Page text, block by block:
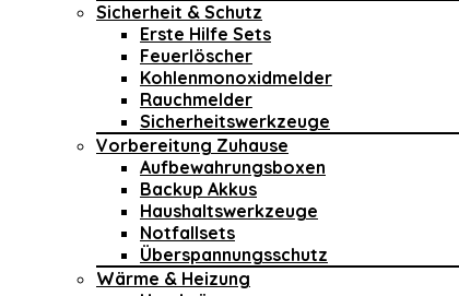
Sicherheit & Schutz
Erste Hilfe Sets
Feuerlöscher
Kohlenmonoxidmelder
Rauchmelder
Sicherheitswerkzeuge
Vorbereitung Zuhause
Aufbewahrungsboxen
Backup Akkus
Haushaltswerkzeuge
Notfallsets
Überspannungsschutz
Wärme & Heizung